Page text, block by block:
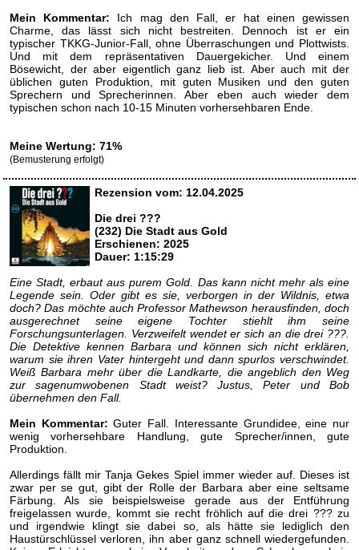
Mein Kommentar: Ich mag den Fall, er hat einen gewissen
Charme, das lässt sich nicht bestreiten. Dennoch ist er ein
typischer TKKG-Junior-Fall, ohne Überraschungen und Plottwists.
Und mit dem repräsentativen Dauergekicher. Und einem
Bösewicht, der aber eigentlich ganz lieb ist. Aber auch mit der
üblichen guten Produktion, mit guten Musiken und den guten
Sprechern und Sprecherinnen. Aber eben auch wieder dem
typischen schon nach 10-15 Minuten vorhersehbaren Ende.
Meine Wertung: 71%
(Bemusterung erfolgt)
Rezension vom: 12.04.2025
Die drei ???
(232) Die Stadt aus Gold
Erschienen: 2025
Dauer: 1:15:29
Eine Stadt, erbaut aus purem Gold. Das kann nicht mehr als eine
Legende sein. Oder gibt es sie, verborgen in der Wildnis, etwa
doch? Das möchte auch Professor Mathewson herausfinden, doch
ausgerechnet seine eigene Tochter stiehlt ihm seine
Forschungsunterlagen. Verzweifelt wendet er sich an die drei ???.
Die Detektive kennen Barbara und können sich nicht erklären,
warum sie ihren Vater hintergeht und dann spurlos verschwindet.
Weiß Barbara mehr über die Landkarte, die angeblich den Weg
zur sagenumwobenen Stadt weist? Justus, Peter und Bob
übernehmen den Fall.
Mein Kommentar: Guter Fall. Interessante Grundidee, eine nur
wenig vorhersehbare Handlung, gute Sprecher/innen, gute
Produktion.
Allerdings fällt mir Tanja Gekes Spiel immer wieder auf. Dieses ist
zwar per se gut, gibt der Rolle der Barbara aber eine seltsame
Färbung. Als sie beispielsweise gerade aus der Entführung
freigelassen wurde, kommt sie recht fröhlich auf die drei ??? zu
und irgendwie klingt sie dabei so, als hätte sie lediglich den
Haustürschlüssel verloren, ihn aber ganz schnell wiedergefunden.